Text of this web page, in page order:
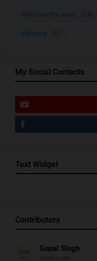
shikshamitra news (24)
Vacancy (1)
My Social Contacts
Text Widget
Contributors
Gopal Singh